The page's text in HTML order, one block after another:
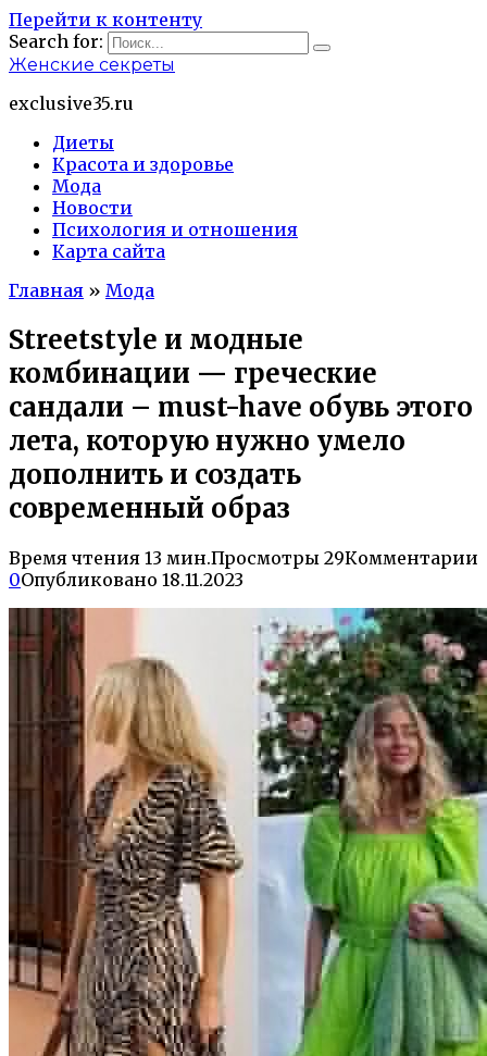
Перейти к контенту
Search for:
Женские секреты
exclusive35.ru
Диеты
Красота и здоровье
Мода
Новости
Психология и отношения
Карта сайта
Главная » Мода
Streetstyle и модные
комбинации — греческие
сандали – must-have обувь этого
лета, которую нужно умело
дополнить и создать
современный образ
Время чтения 13 мин.Просмотры 29Комментарии
0Опубликовано 18.11.2023